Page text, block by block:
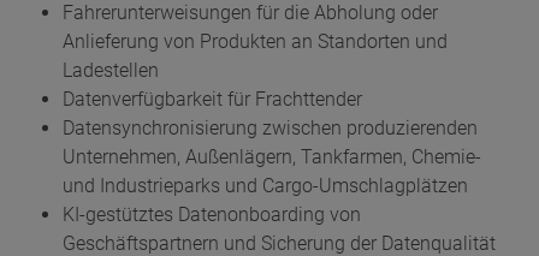
Fahrerunterweisungen für die Abholung oder
Anlieferung von Produkten an Standorten und
Ladestellen
Datenverfügbarkeit für Frachttender
Datensynchronisierung zwischen produzierenden
Unternehmen, Außenlägern, Tankfarmen, Chemie-
und Industrieparks und Cargo-Umschlagplätzen
KI-gestütztes Datenonboarding von
Geschäftspartnern und Sicherung der Datenqualität